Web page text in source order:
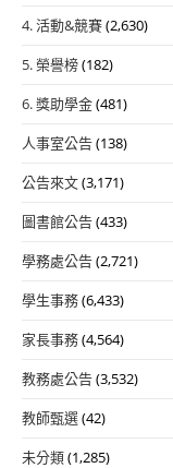
4. 活動&競賽(2,630)
5. 榮譽榜(182)
6. 獎助學金(481)
人事室公告(138)
公告來文(3,171)
圖書館公告(433)
學務處公告(2,721)
學生事務(6,433)
家長事務(4,564)
教務處公告(3,532)
教師甄選(42)
未分類(1,285)